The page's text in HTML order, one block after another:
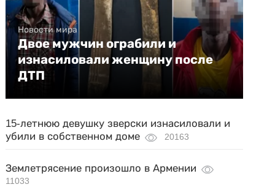
Новости мира
Двое мужчин ограбили и
изнасиловали женщину после
ДТП
15-летнюю девушку зверски изнасиловали и
убили в собственном доме
20163
Землетрясение произошло в Армении
11033